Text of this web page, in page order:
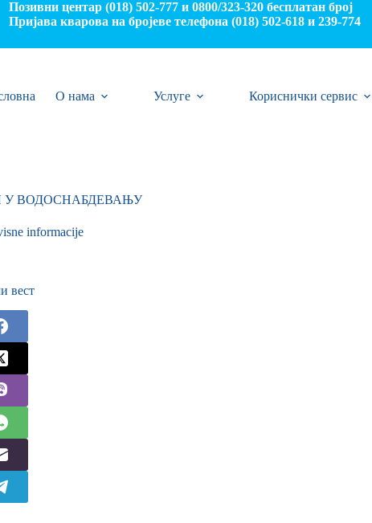
Позивни центар (018) 502-777 и 0800/323-320 бесплатан број
Пријава кварова на бројеве телефона (018) 502-618 и 239-774
О нама Услуге Кориснички сервис
У ВОДОСНАБДЕВАЊУ
informacije
вест